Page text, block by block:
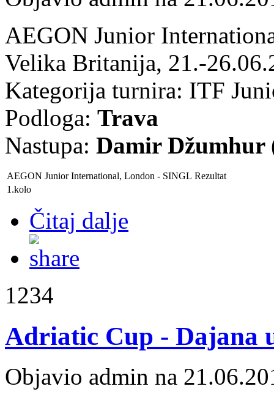
AEGON Junior
Velika Britanija, 21.-
Kategorija turnira: ITF
Podloga: Trava
Nastupa: Damir Džumhur
AEGON Junior International, London - SINGL Rezultat
1.kolo
Čitaj dalje
1234
Adriatic Cup - Dajana
Objavio admin na